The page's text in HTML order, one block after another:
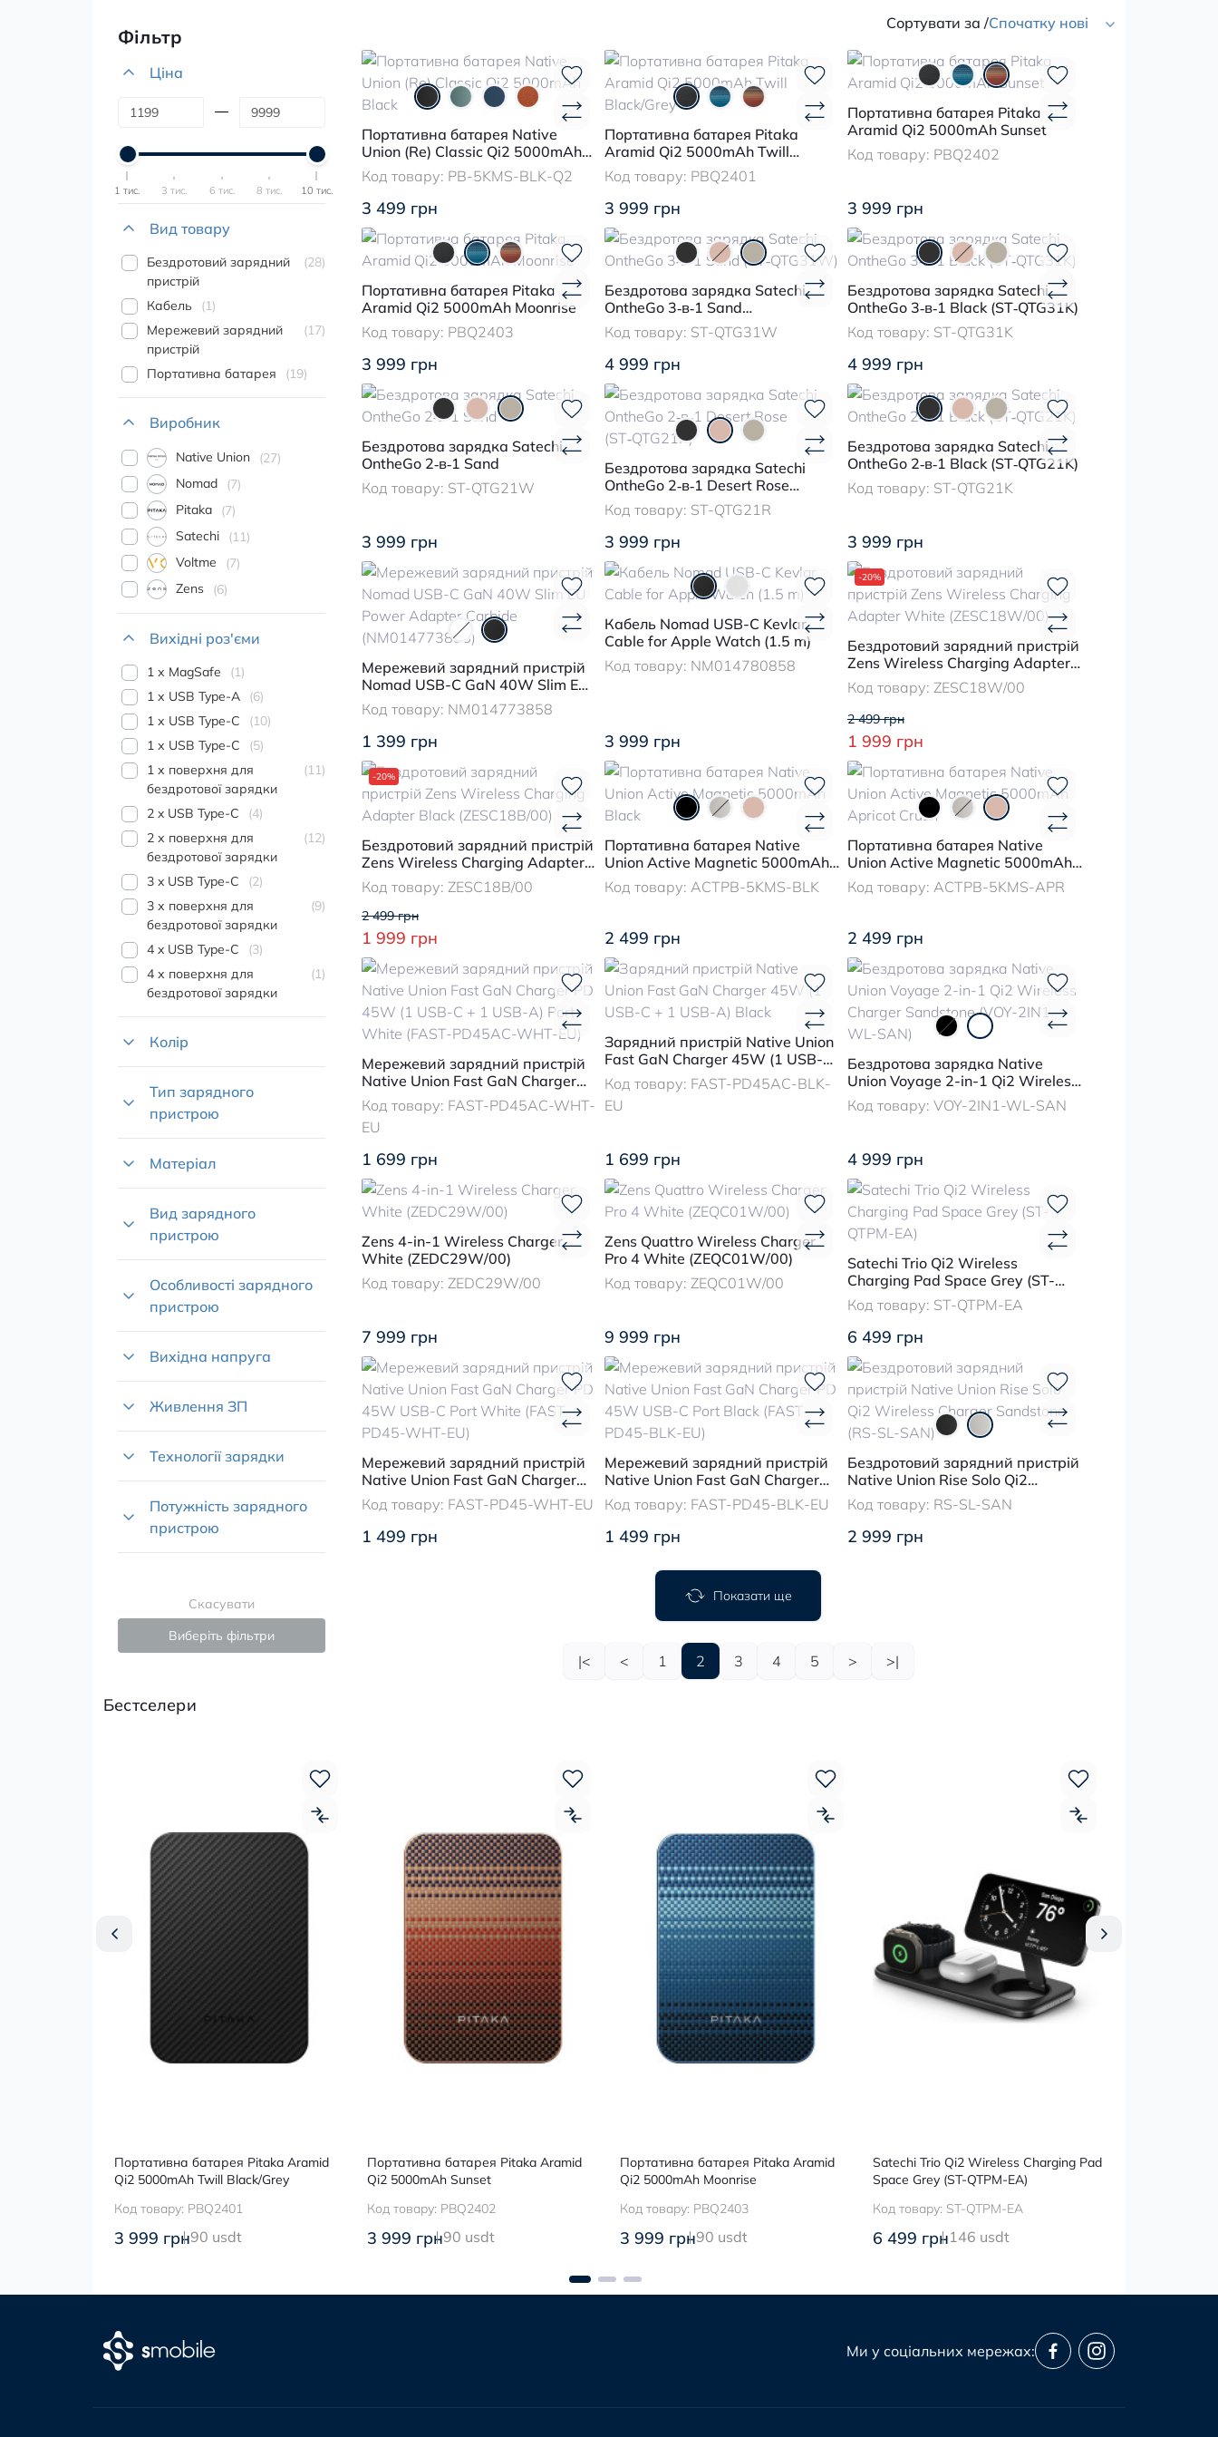
Фільтр
Ціна
1 тис. 3 тис. 6 тис. 8 тис. 10 тис.
Вид товару
Бездротовий зарядний
пристрій
28
Кабель
1
Мережевий зарядний
пристрій
17
Портативна батарея 19
Виробник
Native Union
27
Nomad
7
Pitaka
7
Satechi
11
Voltme
7
Zens
6
Вихідні роз'єми
1 х MagSafe
1
1 х USB Type-A
6
1 х USB Type-C
10
1 х USB Type-C
5
1 х поверхня для
бездротової зарядки
11
2 x USB Type-C
4
2 х поверхня для
бездротової зарядки
12
3 x USB Type-C
2
3 х поверхня для
бездротової зарядки
9
4 x USB Type-C
3
4 х поверхня для
бездротової зарядки
1
Колір
Тип зарядного
пристрою
Матеріал
Вид зарядного
пристрою
Особливості зарядного
пристрою
Вихідна напруга
Живлення ЗП
Технології зарядки
Потужність зарядного
пристрою
Скасувати
Виберіть фільтри
Сортувати за /Спочатку нові
Портативна батарея Native
Union (Re) Classic Qi2 5000mAh
Black
Код товару: PB-5KMS-BLK-Q2
3 499 грн
Портативна батарея Pitaka
Aramid Qi2 5000mAh Twill
Black/Grey
Код товару: PBQ2401
3 999 грн
Портативна батарея Pitaka
Aramid Qi2 5000mAh Sunset
Код товару: PBQ2402
3 999 грн
Портативна батарея Pitaka
Aramid Qi2 5000mAh Moonrise
Код товару: PBQ2403
3 999 грн
Бездротова зарядка Satechi
OntheGo 3‑в‑1 Sand
(ST‑QTG31W)
Код товару: ST-QTG31W
4 999 грн
Бездротова зарядка Satechi
OntheGo 3‑в‑1 Black (ST‑QTG31K)
Код товару: ST-QTG31K
4 999 грн
Бездротова зарядка Satechi
OntheGo 2‑в‑1 Sand
Код товару: ST-QTG21W
3 999 грн
Бездротова зарядка Satechi
OntheGo 2‑в‑1 Desert Rose
(ST‑QTG21R)
Код товару: ST-QTG21R
3 999 грн
Бездротова зарядка Satechi
OntheGo 2‑в‑1 Black (ST‑QTG21K)
Код товару: ST-QTG21K
3 999 грн
Мережевий зарядний пристрій
Nomad USB-C GaN 40W Slim EU
Power Adapter Carbide
(NM014773858)
Код товару: NM014773858
1 399 грн
Кабель Nomad USB-C Kevlar
Cable for Apple Watch (1.5 m)
Код товару: NM014780858
3 999 грн
-20%
Бездротовий зарядний пристрій
Zens Wireless Charging Adapter
White (ZESC18W/00)
Код товару: ZESC18W/00
2 499 грн
1 999 грн
-20%
Бездротовий зарядний пристрій
Zens Wireless Charging Adapter
Black (ZESC18B/00)
Код товару: ZESC18B/00
2 499 грн
1 999 грн
Портативна батарея Native
Union Active Magnetic 5000mAh
Black
Код товару: ACTPB-5KMS-BLK
2 499 грн
Портативна батарея Native
Union Active Magnetic 5000mAh
Apricot Crush
Код товару: ACTPB-5KMS-APR
2 499 грн
Мережевий зарядний пристрій
Native Union Fast GaN Charger
PD 45W (1 USB-C + 1 USB-A)
Port White (FAST-PD45AC-WHT-
EU)
Код товару: FAST-PD45AC-WHT-
EU
1 699 грн
Зарядний пристрій Native Union
Fast GaN Charger 45W (1 USB-C
+ 1 USB-A) Black
Код товару: FAST-PD45AC-BLK-
EU
1 699 грн
Бездротова зарядка Native
Union Voyage 2-in-1 Qi2 Wireless
Charger Sandstone (VOY-2IN1-
WL-SAN)
Код товару: VOY-2IN1-WL-SAN
4 999 грн
Zens 4-in-1 Wireless Charger
White (ZEDC29W/00)
Код товару: ZEDC29W/00
7 999 грн
Zens Quattro Wireless Charger
Pro 4 White (ZEQC01W/00)
Код товару: ZEQC01W/00
9 999 грн
Satechi Trio Qi2 Wireless
Charging Pad Space Grey (ST-
QTPM-EA)
Код товару: ST-QTPM-EA
6 499 грн
Мережевий зарядний пристрій
Native Union Fast GaN Charger
PD 45W USB-C Port White (FAST-
PD45-WHT-EU)
Код товару: FAST-PD45-WHT-EU
1 499 грн
Мережевий зарядний пристрій
Native Union Fast GaN Charger
PD 45W USB-C Port Black (FAST-
PD45-BLK-EU)
Код товару: FAST-PD45-BLK-EU
1 499 грн
Бездротовий зарядний пристрій
Native Union Rise Solo Qi2
Wireless Charger Sandstone (RS-
SL-SAN)
Код товару: RS-SL-SAN
2 999 грн
Показати ще
|< < 1 2 3 4 5 > >|
Бестселери
Портативна батарея Pitaka Aramid
Qi2 5000mAh Twill Black/Grey
Код товару: PBQ2401
3 999 грн90 usdt
Портативна батарея Pitaka Aramid
Qi2 5000mAh Sunset
Код товару: PBQ2402
3 999 грн90 usdt
Портативна батарея Pitaka Aramid
Qi2 5000mAh Moonrise
Код товару: PBQ2403
3 999 грн90 usdt
Satechi Trio Qi2 Wireless Charging Pad
Space Grey (ST-QTPM-EA)
Код товару: ST-QTPM-EA
6 499 грн146 usdt
Ми у соціальних мережах: